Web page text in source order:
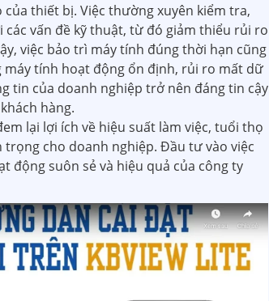
thiết bị. Việc thường xuyên kiểm tra,
vấn đề kỹ thuật, từ đó giảm thiểu rủi ro
việc bảo trì máy tính đúng thời hạn cũng
máy tính hoạt động ổn định, rủi ro mất dữ
tin của doanh nghiệp trở nên đáng tin cậy
hàng.
lại lợi ích về hiệu suất làm việc, tuổi thọ
cho doanh nghiệp. Đầu tư vào việc
động suôn sẻ và hiệu quả của công ty